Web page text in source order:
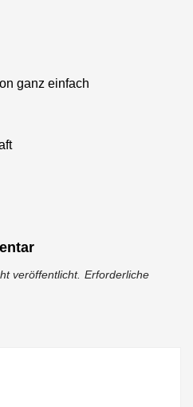
ganz einfach
veröffentlicht. Erforderliche